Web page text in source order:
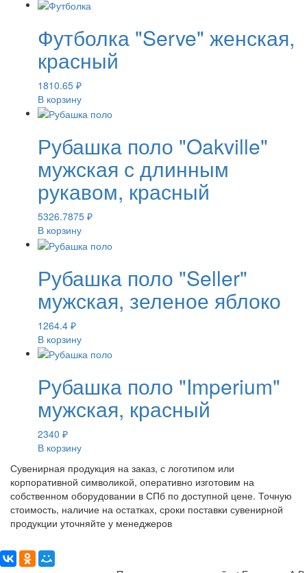
Футболка "Serve" женская,
красный
1810.65 ₽
В корзину
Рубашка поло "Oakville"
мужская с длинным
рукавом, красный
5326.7875 ₽
В корзину
Рубашка поло "Seller"
мужская, зеленое яблоко
1264.4 ₽
В корзину
Рубашка поло "Imperium"
мужская, красный
2340 ₽
В корзину
Сувенирная продукция на заказ, с логотипом или
корпоративной символикой, оперативно изготовим на
собственном оборудовании в СПб по доступной цене. Точную
стоимость, наличие на остатках, сроки поставки сувенирной
продукции уточняйте у менеджеров